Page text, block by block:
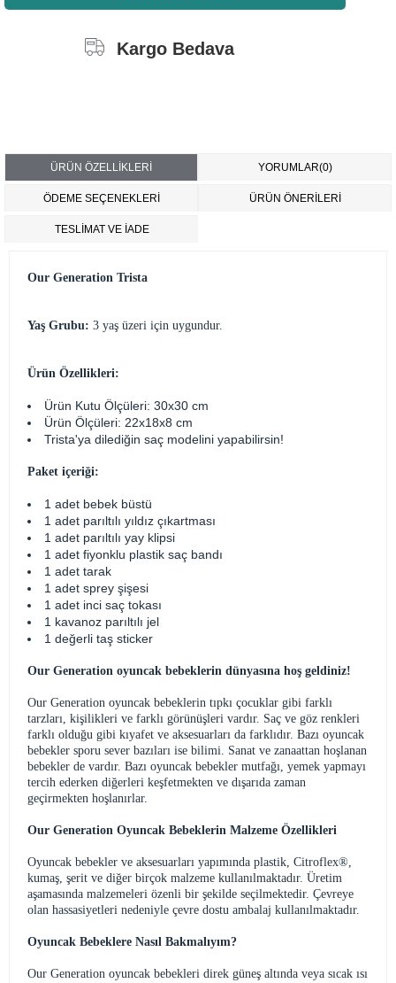
Kargo Bedava
ÜRÜN ÖZELLIKLERI YORUMLAR(0)
ÖDEME SEÇENEKLERI ÜRÜN ÖNERILERI
TESLİMAT VE İADE
Our Generation Trista
Yaş Grubu: 3 yaş üzeri için uygundur.
Ürün Özellikleri:
Ürün Kutu Ölçüleri: 30x30 cm
Ürün Ölçüleri: 22x18x8 cm
Trista'ya dilediğin saç modelini yapabilirsin!
Paket içeriği:
1 adet bebek büstü
1 adet parıltılı yıldız çıkartması
1 adet parıltılı yay klipsi
1 adet fiyonklu plastik saç bandı
1 adet tarak
1 adet sprey şişesi
1 adet inci saç tokası
1 kavanoz parıltılı jel
1 değerli taş sticker
Our Generation oyuncak bebeklerin dünyasına hoş geldiniz!
Our Generation oyuncak bebeklerin tıpkı çocuklar gibi farklı
tarzları, kişilikleri ve farklı görünüşleri vardır. Saç ve göz renkleri
farklı olduğu gibi kıyafet ve aksesuarları da farklıdır. Bazı oyuncak
bebekler sporu sever bazıları ise bilimi. Sanat ve zanaattan hoşlanan
bebekler de vardır. Bazı oyuncak bebekler mutfağı, yemek yapmayı
tercih ederken diğerleri keşfetmekten ve dışarıda zaman
geçirmekten hoşlanırlar.
Our Generation Oyuncak Bebeklerin Malzeme Özellikleri
Oyuncak bebekler ve aksesuarları yapımında plastik, Citroflex®,
kumaş, şerit ve diğer birçok malzeme kullanılmaktadır. Üretim
aşamasında malzemeleri özenli bir şekilde seçilmektedir. Çevreye
olan hassasiyetleri nedeniyle çevre dostu ambalaj kullanılmaktadır.
Oyuncak Bebeklere Nasıl Bakmalıyım?
Our Generation oyuncak bebekleri direk güneş altında veya sıcak ısı